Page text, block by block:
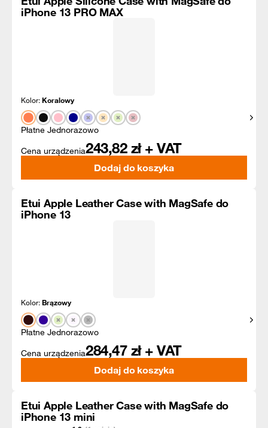
iPhone 13 PRO MAX
Kolor:Koralowy
Płatne Jednorazowo
Cena urządzenia243,82 zł + VAT
Dodaj do koszyka
Etui Apple Leather Case with MagSafe do
iPhone 13
Kolor:Brązowy
Płatne Jednorazowo
Cena urządzenia284,47 zł + VAT
Dodaj do koszyka
Etui Apple Leather Case with MagSafe do
iPhone 13 mini